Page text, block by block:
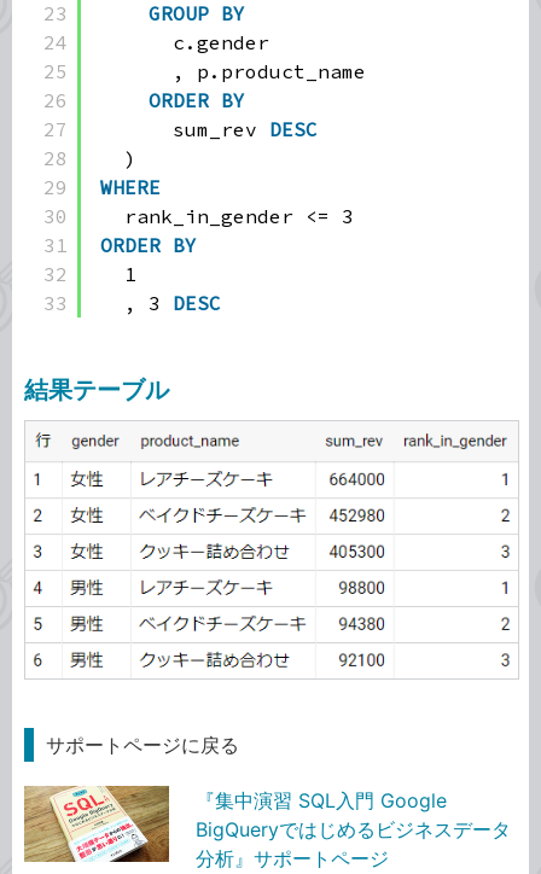
23
24
25
26
27
28
29
30
31
32
33
GROUP BY
c.gender
, p.product_name
ORDER BY
sum_rev DESC
)
WHERE
rank_in_gender <= 3
ORDER BY
1
, 3 DESC
結果テーブル
サポートページに戻る
『集中演習 SQL入門 Google
BigQueryではじめるビジネスデータ
分析』サポートページ